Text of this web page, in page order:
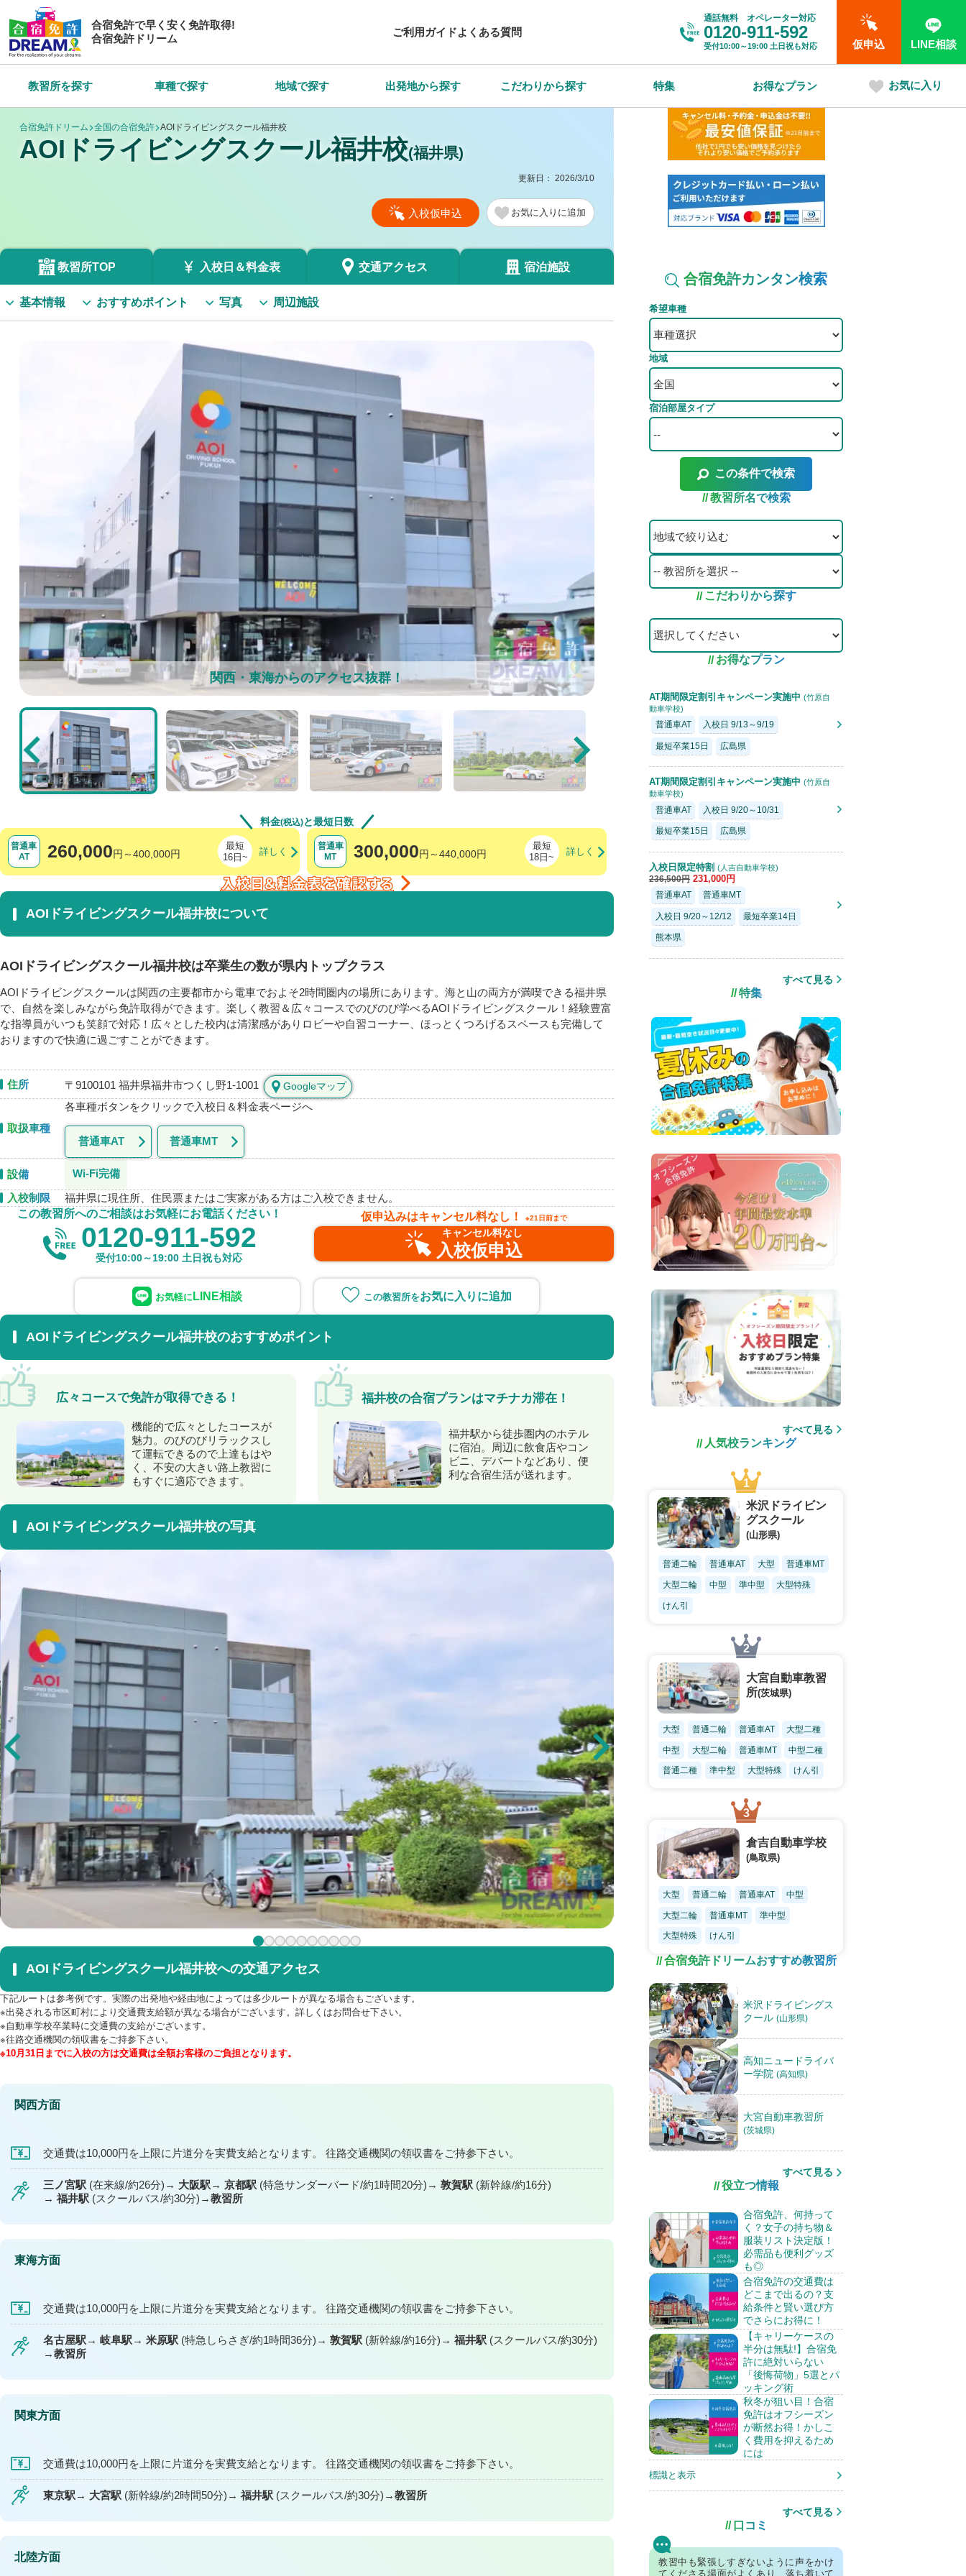
合宿免許で早く安く免許取得!
合宿免許ドリーム
ご利用ガイドよくある質問
通話無料 オペレーター対応
0120-911-592
受付10:00～19:00 土日祝も対応 仮申込 LINE相談
教習所を探す 車種で探す 地域で探す 出発地から探す こだわりから探す 特集 お得なプラン お気に入り
合宿免許ドリーム 全国の合宿免許 AOIドライビングスクール福井校
AOIドライビングスクール福井校(福井県)
更新日： 2026/3/10
入校仮申込 お気に入り
教習所TOP 入校日＆料金表 交通アクセス 宿泊施設
基本情報 おすすめポイント 写真 周辺施設
関西・東海からのアクセス抜群！
料金(税込)と最短日数
普通車
AT
260,000円～400,000円
最短
16日~
普通車
MT
300,000円～440,000円
最短
18日~
AOIドライビングスクール福井校について
AOIドライビングスクール福井校は卒業生の数が県内トップクラス
AOIドライビングスクールは関西の主要都市から電車でおよそ2時間圏内の場所にあります。海と山の両方が満喫できる福井県
で、自然を楽しみながら免許取得ができます。楽しく教習＆広々コースでのびのび学べるAOIドライビングスクール！経験豊富
な指導員がいつも笑顔で対応！広々とした校内は清潔感がありロビーや自習コーナー、ほっとくつろげるスペースも完備して
おりますので快適に過ごすことができます。
住所 〒9100101 福井県福井市つくし野1-1001 Googleマップ
取扱車種
各車種ボタンをクリックで入校日＆料金表ページへ
普通車AT 普通車MT
設備
Wi-Fi完備
入校制限
福井県に現住所、住民票またはご実家がある方はご入校できません。
この教習所へのご相談はお気軽にお電話ください！
0120-911-592
受付10:00～19:00 土日祝も対応
仮申込みはキャンセル料なし！ ※21日前まで
キャンセル料なし
入校仮申込
お気軽に LINE相談 お気に入り
AOIドライビングスクール福井校のおすすめポイント
広々コースで免許が取得できる！
機能的で広々としたコースが
魅力。のびのびリラックスし
て運転できるので上達もはや
く、不安の大きい路上教習に
もすぐに適応できます。
福井校の合宿プランはマチナカ滞在！
福井駅から徒歩圏内のホテル
に宿泊。周辺に飲食店やコン
ビニ、デパートなどあり、便
利な合宿生活が送れます。
AOIドライビングスクール福井校の写真
AOIドライビングスクール福井校への交通アクセス
下記ルートは参考例です。実際の出発地や経由地によっては多少ルートが異なる場合もございます。
※出発される市区町村により交通費支給額が異なる場合がございます。詳しくはお問合せ下さい。
※自動車学校卒業時に交通費の支給がございます。
※往路交通機関の領収書をご持参下さい。
※10月31日までに入校の方は交通費は全額お客様のご負担となります。
関西方面
交通費は10,000円を上限に片道分を実費支給となります。 往路交通機関の領収書をご持参下さい。
三ノ宮駅 (在来線/約26分) 大阪駅 京都駅 (特急サンダーバード/約1時間20分) 敦賀駅 (新幹線/約16分)
福井駅 (スクールバス/約30分) 教習所
東海方面
交通費は10,000円を上限に片道分を実費支給となります。 往路交通機関の領収書をご持参下さい。
名古屋駅 岐阜駅 米原駅 (特急しらさぎ/約1時間36分) 敦賀駅 (新幹線/約16分) 福井駅 (スクールバス/約30分)
教習所
関東方面
交通費は10,000円を上限に片道分を実費支給となります。 往路交通機関の領収書をご持参下さい。
東京駅 大宮駅 (新幹線/約2時間50分) 福井駅 (スクールバス/約30分) 教習所
北陸方面
合宿免許カンタン検索
希望車種
地域
宿泊部屋タイプ
この条件で検索
教習所名で検索
こだわりから探す
お得なプラン
AT期間限定割引キャンペーン実施中 (竹原自
動車学校)
普通車AT 入校日 9/13～9/19
最短卒業15日 広島県
AT期間限定割引キャンペーン実施中 (竹原自
動車学校)
普通車AT 入校日 9/20～10/31
最短卒業15日 広島県
入校日限定特割 (人吉自動車学校)
236,500円 231,000円
普通車AT 普通車MT
入校日 9/20～12/12 最短卒業14日
熊本県
すべて見る
特集
すべて見る
人気校ランキング
米沢ドライビン
グスクール
(山形県)
普通二輪 普通車AT 大型 普通車MT
大型二輪 中型 準中型 大型特殊
けん引
大宮自動車教習
所(茨城県)
大型 普通二輪 普通車AT 大型二種
中型 大型二輪 普通車MT 中型二種
普通二種 準中型 大型特殊 けん引
倉吉自動車学校
(鳥取県)
大型 普通二輪 普通車AT 中型
大型二輪 普通車MT 準中型
大型特殊 けん引
合宿免許ドリームおすすめ教習所
米沢ドライビングス
クール(山形県)
高知ニュードライバ
ー学院(高知県)
大宮自動車教習所
(茨城県)
すべて見る
役立つ情報
合宿免許、何持って
く？女子の持ち物＆
服装リスト決定版！
必需品も便利グッズ
も◎
合宿免許の交通費は
どこまで出るの？支
給条件と賢い選び方
でさらにお得に！
【キャリーケースの
半分は無駄!】合宿免
許に絶対いらない
「後悔荷物」5選とパ
ッキング術
秋冬が狙い目！合宿
免許はオフシーズン
が断然お得！かしこ
く費用を抑えるため
には
標識と表示
すべて見る
口コミ
教習中も緊張しすぎないように声をかけ
てくださる場面がよくあり、落ち着いて